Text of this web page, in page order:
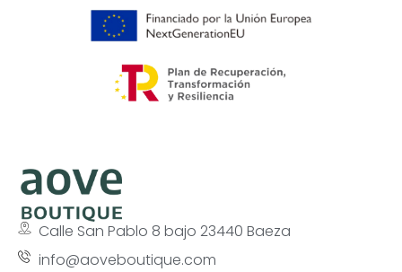
Calle San Pablo 8 bajo 23440 Baeza
info@aoveboutique.com